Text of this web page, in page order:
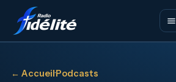
← Accueil·Podcasts